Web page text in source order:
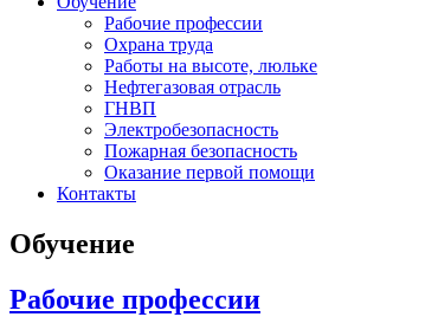
Рабочие профессии
Охрана труда
Работы на высоте, люльке
Нефтегазовая отрасль
ГНВП
Электробезопасность
Пожарная безопасность
Оказание первой помощи
Контакты
Обучение
Рабочие профессии